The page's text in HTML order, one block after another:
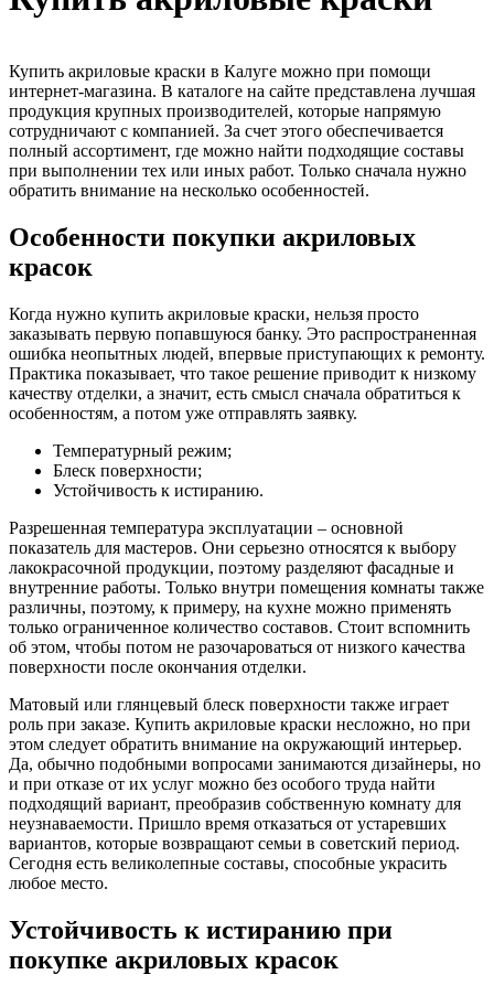
Купить акриловые краски в Калуге можно при помощи
интернет-магазина. В каталоге на сайте представлена лучшая
продукция крупных производителей, которые напрямую
сотрудничают с компанией. За счет этого обеспечивается
полный ассортимент, где можно найти подходящие составы
при выполнении тех или иных работ. Только сначала нужно
обратить внимание на несколько особенностей.
Особенности покупки акриловых
красок
Когда нужно купить акриловые краски, нельзя просто
заказывать первую попавшуюся банку. Это распространенная
ошибка неопытных людей, впервые приступающих к ремонту.
Практика показывает, что такое решение приводит к низкому
качеству отделки, а значит, есть смысл сначала обратиться к
особенностям, а потом уже отправлять заявку.
Температурный режим;
Блеск поверхности;
Устойчивость к истиранию.
Разрешенная температура эксплуатации – основной
показатель для мастеров. Они серьезно относятся к выбору
лакокрасочной продукции, поэтому разделяют фасадные и
внутренние работы. Только внутри помещения комнаты также
различны, поэтому, к примеру, на кухне можно применять
только ограниченное количество составов. Стоит вспомнить
об этом, чтобы потом не разочароваться от низкого качества
поверхности после окончания отделки.
Матовый или глянцевый блеск поверхности также играет
роль при заказе. Купить акриловые краски несложно, но при
этом следует обратить внимание на окружающий интерьер.
Да, обычно подобными вопросами занимаются дизайнеры, но
и при отказе от их услуг можно без особого труда найти
подходящий вариант, преобразив собственную комнату для
неузнаваемости. Пришло время отказаться от устаревших
вариантов, которые возвращают семьи в советский период.
Сегодня есть великолепные составы, способные украсить
любое место.
Устойчивость к истиранию при
покупке акриловых красок